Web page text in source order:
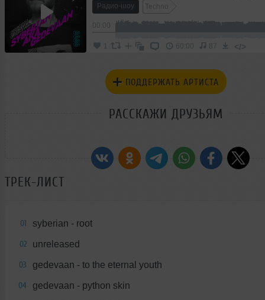
Радио-шоу Techno
60:00 87 </>
ПОДДЕРЖАТЬ АРТИСТА
РАССКАЖИ ДРУЗЬЯМ
ТРЕК-ЛИСТ
01 syberian - root
02 unreleased
03 gedevaan - to the eternal youth
04 gedevaan - python skin